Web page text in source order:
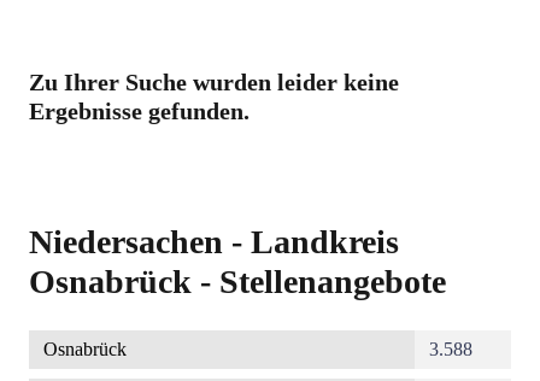
Zu Ihrer Suche wurden leider keine
Ergebnisse gefunden.
Niedersachen - Landkreis
Osnabrück - Stellenangebote
Osnabrück 3.588